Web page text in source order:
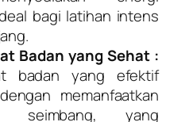
bagi latihan intens
Badan yang Sehat :
badan yang efektif
memanfaatkan
seimbang, yang